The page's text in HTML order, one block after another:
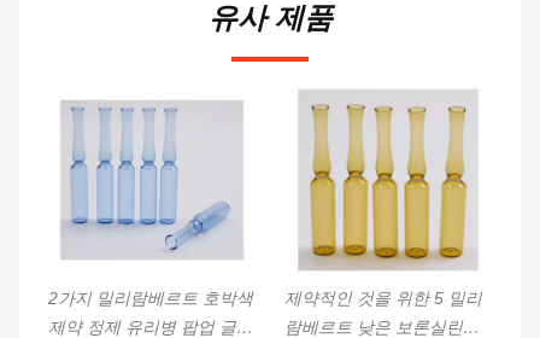
유사 제품
제약적인 것을 위한 5 밀리
람베르트 낮은 보론실린콘
10mllow 보론실린콘은 제약
10 밀리람베르트 앰플 병을